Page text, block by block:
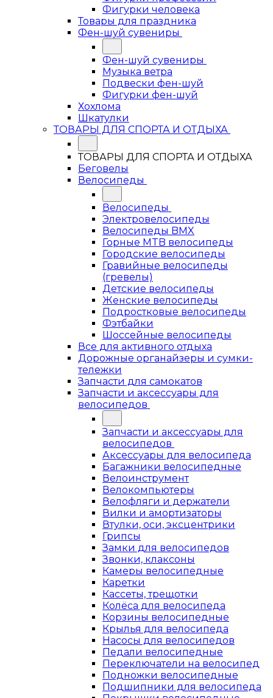
Фигурки человека
Товары для праздника
Фен-шуй сувениры
Фен-шуй сувениры
Музыка ветра
Подвески фен-шуй
Фигурки фен-шуй
Хохлома
Шкатулки
ТОВАРЫ ДЛЯ СПОРТА И ОТДЫХА
ТОВАРЫ ДЛЯ СПОРТА И ОТДЫХА
Беговелы
Велосипеды
Велосипеды
Электровелосипеды
Велосипеды BMX
Горные MTB велосипеды
Городские велосипеды
Гравийные велосипеды
(гревелы)
Детские велосипеды
Женские велосипеды
Подростковые велосипеды
Фэтбайки
Шоссейные велосипеды
Все для активного отдыха
Дорожные органайзеры и сумки-
тележки
Запчасти для самокатов
Запчасти и аксессуары для
велосипедов
Запчасти и аксессуары для
велосипедов
Аксессуары для велосипеда
Багажники велосипедные
Велоинструмент
Велокомпьютеры
Велофляги и держатели
Вилки и амортизаторы
Втулки, оси, эксцентрики
Грипсы
Замки для велосипедов
Звонки, клаксоны
Камеры велосипедные
Каретки
Кассеты, трещотки
Колёса для велосипеда
Корзины велосипедные
Крылья для велосипеда
Насосы для велосипедов
Педали велосипедные
Переключатели на велосипед
Подножки велосипедные
Подшипники для велосипеда